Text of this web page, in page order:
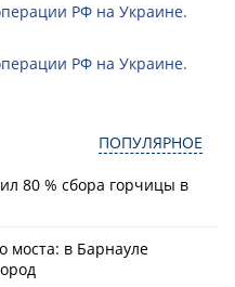
РФ на Украине.
РФ на Украине.
ПОПУЛЯРНОЕ
80 % сбора горчицы в
моста: в Барнауле